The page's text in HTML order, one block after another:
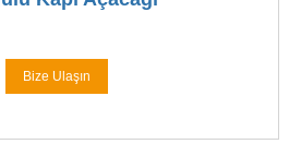
Bize Ulaşın